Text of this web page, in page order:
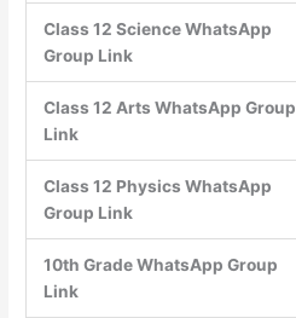
Class 12 Science WhatsApp
Group Link
Class 12 Arts WhatsApp Group
Link
Class 12 Physics WhatsApp
Group Link
10th Grade WhatsApp Group
Link